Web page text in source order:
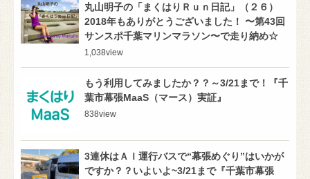
丸山明子の「まくはりＲｕｎ日記」（２６）
2018年もありがとうございました！ 〜第43回
サンスポ千葉マリンマラソン〜で走り納め☆
1,038view
もう利用してみましたか？？～3/21まで！『千
葉市幕張MaaS（マース）実証』
838view
3連休はＡＩ運行バスで“幕張めぐり”はいかが
ですか？？いよいよ~3/21まで『千葉市幕張